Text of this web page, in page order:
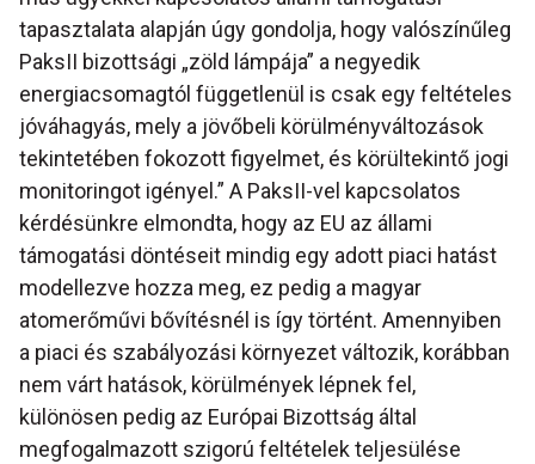
tapasztalata alapján úgy gondolja, hogy valószínűleg
PaksII bizottsági „zöld lámpája” a negyedik
energiacsomagtól függetlenül is csak egy feltételes
jóváhagyás, mely a jövőbeli körülményváltozások
tekintetében fokozott figyelmet, és körültekintő jogi
monitoringot igényel.” A PaksII-vel kapcsolatos
kérdésünkre elmondta, hogy az EU az állami
támogatási döntéseit mindig egy adott piaci hatást
modellezve hozza meg, ez pedig a magyar
atomerőművi bővítésnél is így történt. Amennyiben
a piaci és szabályozási környezet változik, korábban
nem várt hatások, körülmények lépnek fel,
különösen pedig az Európai Bizottság által
megfogalmazott szigorú feltételek teljesülése